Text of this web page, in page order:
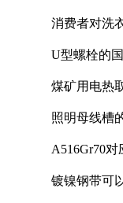
消费者对洗
U型螺栓的
煤矿用电热
照明母线槽
A516Gr70
镀镍钢带可